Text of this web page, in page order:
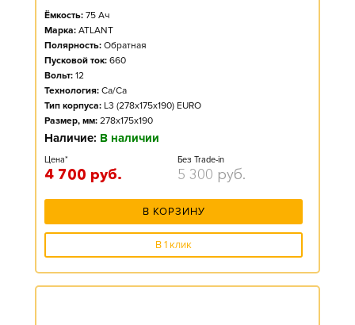
Ёмкость: 75 Ач
Марка: ATLANT
Полярность: Обратная
Пусковой ток: 660
Вольт: 12
Технология: Ca/Ca
Тип корпуса: L3 (278x175x190) EURO
Размер, мм: 278x175x190
Наличие: В наличии
Цена*
4 700 руб.
Без Trade-in
5 300 руб.
В КОРЗИНУ
В 1 клик